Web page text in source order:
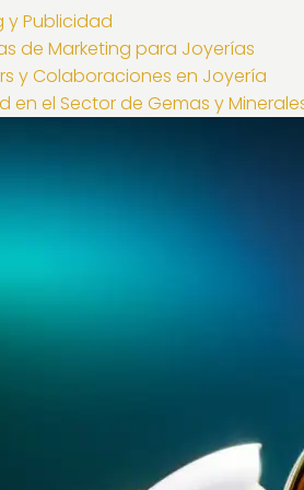
y Publicidad
de Marketing para Joyerías
y Colaboraciones en Joyería
en el Sector de Gemas y